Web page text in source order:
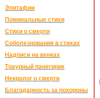
Эпитафии
Поминальные стихи
Стихи о смерти
Соболезнования в стихах
Надписи на венках
Траурный панегирик
Некролог о смерти
Благодарность за похороны